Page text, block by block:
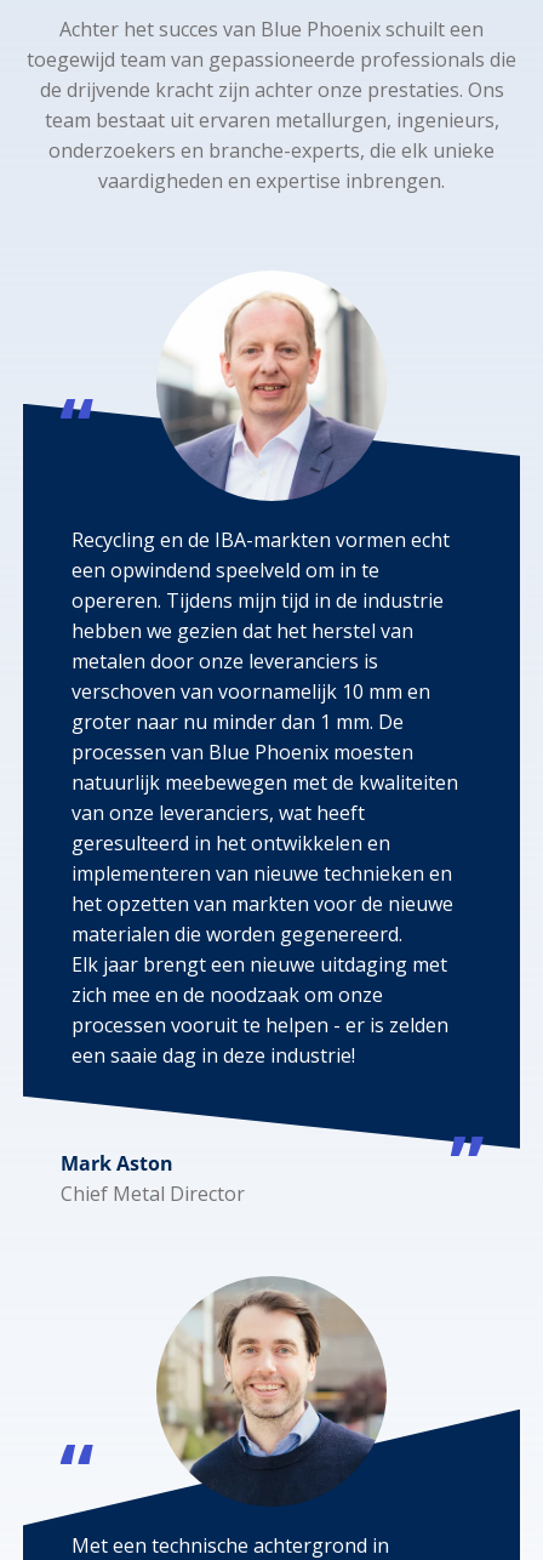
Achter het succes van Blue Phoenix schuilt een
toegewijd team van gepassioneerde professionals die
de drijvende kracht zijn achter onze prestaties. Ons
team bestaat uit ervaren metallurgen, ingenieurs,
onderzoekers en branche-experts, die elk unieke
vaardigheden en expertise inbrengen.
Recycling en de IBA-markten vormen echt
een opwindend speelveld om in te
opereren. Tijdens mijn tijd in de industrie
hebben we gezien dat het herstel van
metalen door onze leveranciers is
verschoven van voornamelijk 10 mm en
groter naar nu minder dan 1 mm. De
processen van Blue Phoenix moesten
natuurlijk meebewegen met de kwaliteiten
van onze leveranciers, wat heeft
geresulteerd in het ontwikkelen en
implementeren van nieuwe technieken en
het opzetten van markten voor de nieuwe
materialen die worden gegenereerd.
Elk jaar brengt een nieuwe uitdaging met
zich mee en de noodzaak om onze
processen vooruit te helpen - er is zelden
een saaie dag in deze industrie!
Mark Aston
Chief Metal Director
Met een technische achtergrond in